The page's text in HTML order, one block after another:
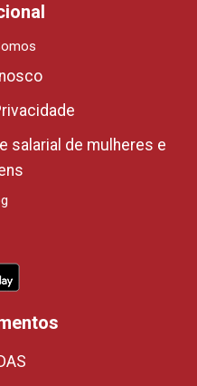
salarial de mulheres e